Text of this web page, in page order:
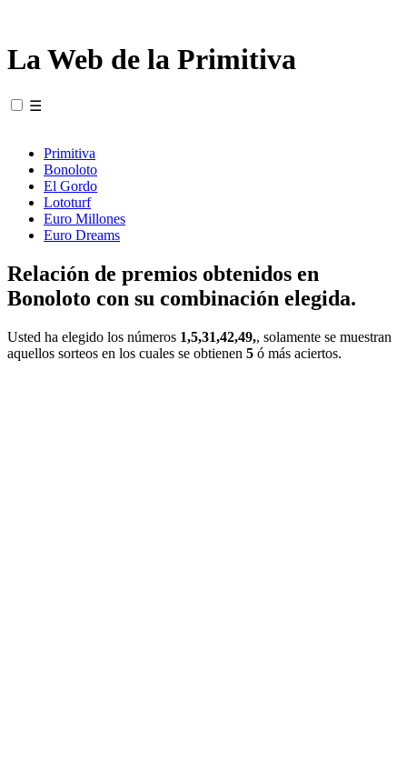
La Web de la Primitiva
☰
Primitiva
Bonoloto
El Gordo
Lototurf
Euro Millones
Euro Dreams
Relación de premios obtenidos en
Bonoloto con su combinación elegida.
Usted ha elegido los números 1,5,31,42,49,, solamente se muestran
aquellos sorteos en los cuales se obtienen 5 ó más aciertos.